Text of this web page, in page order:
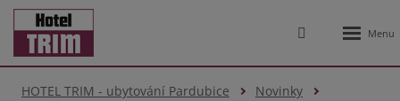
Vyhledávání
HOTEL TRIM - ubytování Pardubice
Novinky